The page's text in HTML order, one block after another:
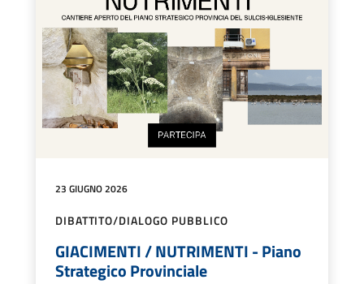
23 GIUGNO 2026
DIBATTITO/DIALOGO PUBBLICO
GIACIMENTI / NUTRIMENTI - Piano
Strategico Provinciale